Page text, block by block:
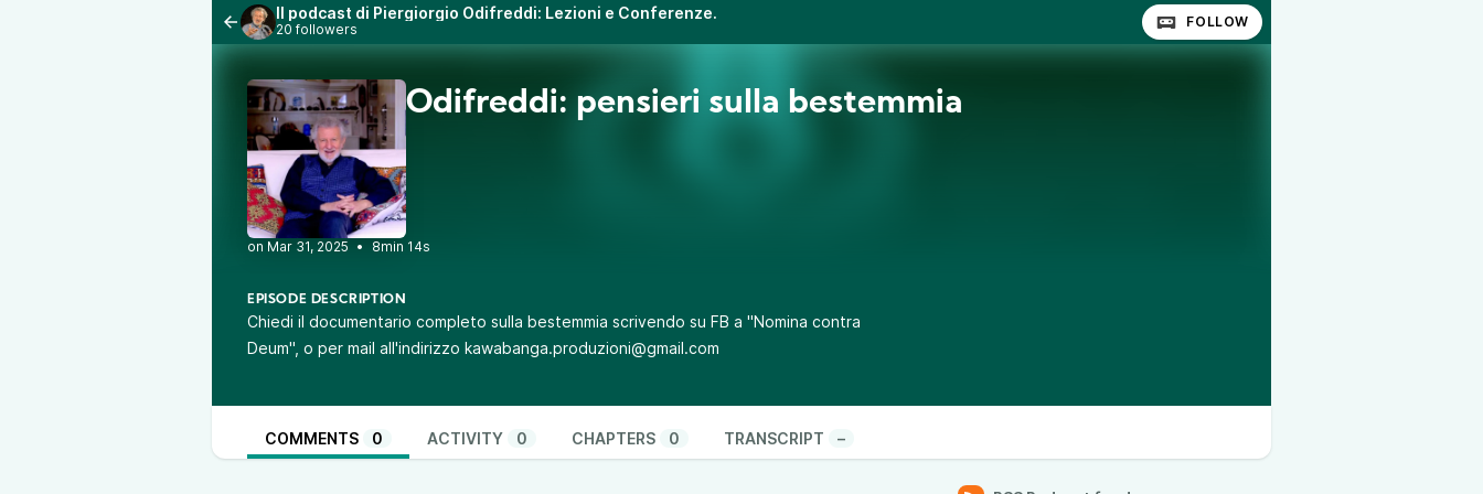
Il podcast di Piergiorgio Odifreddi: Lezioni e Conferenze.
20 followers FOLLOW
Odifreddi: pensieri sulla bestemmia
• 8min 14s
EPISODE DESCRIPTION
Chiedi il documentario completo sulla bestemmia scrivendo su FB a "Nomina contra
Deum", o per mail all'indirizzo kawabanga.produzioni@gmail.com
COMMENTS 0 ACTIVITY 0 CHAPTERS 0 TRANSCRIPT –